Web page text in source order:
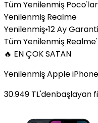
Tüm Yenilenmiş Poco'lar
Yenilenmiş Realme
Yenilenmiş•12 Ay Garanti
Tüm Yenilenmiş
🔥 EN ÇOK SATAN
Yenilenmiş Apple iPhone
30.949 TL'denbaşlayan